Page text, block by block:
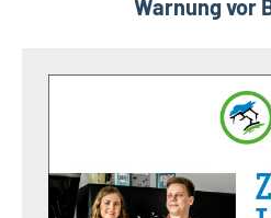
Warnung vor